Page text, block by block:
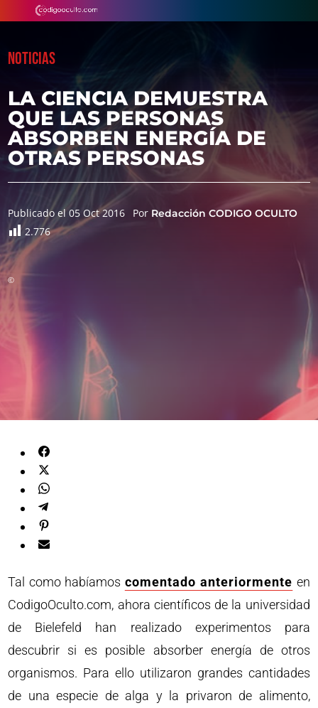
NOTICIAS
LA CIENCIA DEMUESTRA
QUE LAS PERSONAS
ABSORBEN ENERGÍA DE
OTRAS PERSONAS
Publicado el 05 Oct 2016 Por Redacción CODIGO OCULTO
2.776
©
Tal como habíamos comentado anteriormente en
CodigoOculto.com, ahora científicos de la universidad
de Bielefeld han realizado experimentos para
descubrir si es posible absorber energía de otros
organismos. Para ello utilizaron grandes cantidades
de una especie de alga y la privaron de alimento,